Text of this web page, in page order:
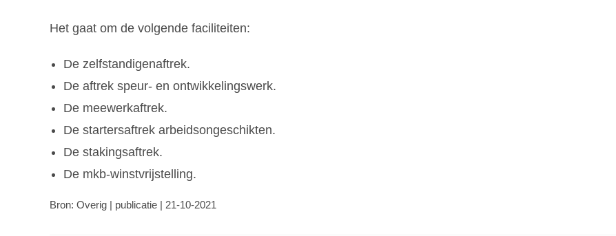
Het gaat om de volgende faciliteiten:
De zelfstandigenaftrek.
De aftrek speur- en ontwikkelingswerk.
De meewerkaftrek.
De startersaftrek arbeidsongeschikten.
De stakingsaftrek.
De mkb-winstvrijstelling.
Bron: Overig | publicatie | 21-10-2021